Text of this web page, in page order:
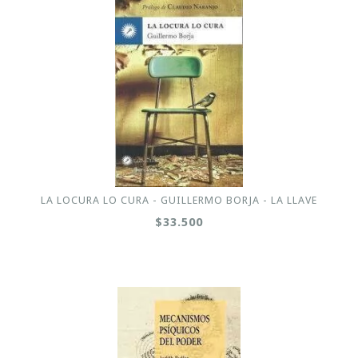
LA LOCURA LO CURA - GUILLERMO BORJA - LA LLAVE
$33.500